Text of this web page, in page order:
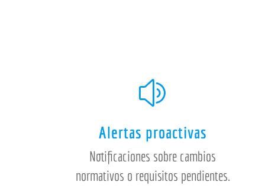
z
Alertas proactivas
Notificaciones sobre cambios
normativos o requisitos pendientes.